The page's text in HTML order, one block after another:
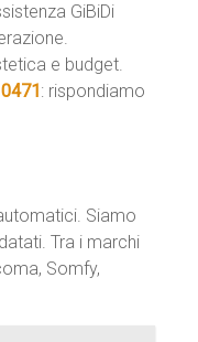
GiBiDi
e budget.
: rispondiamo
Siamo
Tra i marchi
Somfy,